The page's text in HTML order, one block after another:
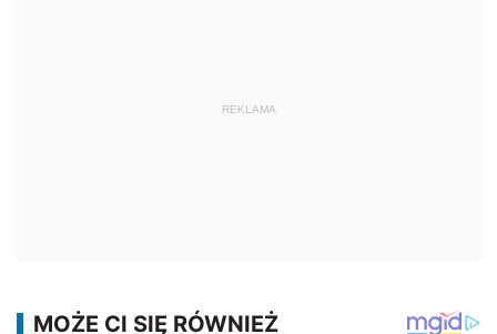
REKLAMA